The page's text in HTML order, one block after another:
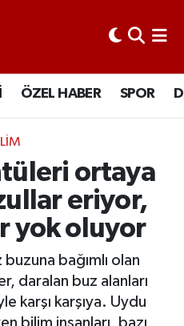
ÖZEL HABER SPOR
ortaya
eriyor,
yok oluyor
bağımlı olan
daralan buz alanları
karşı karşıya. Uydu
bilim insanları, bazı